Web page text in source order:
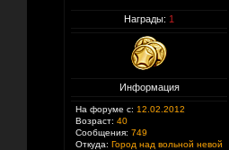
Награды: 1
Информация
На форуме с: 12.02.2012
Возраст: 40
Сообщения: 749
Откуда: Город над вольной невой